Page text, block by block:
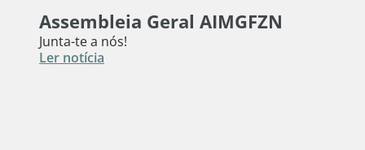
Assembleia Geral AIMGFZN
Junta-te a nós!
Ler notícia